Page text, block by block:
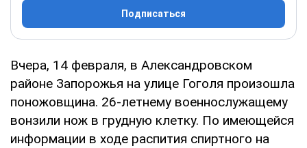
Подписаться
Вчера, 14 февраля, в Александровском
районе Запорожья на улице Гоголя произошла
поножовщина. 26-летнему военнослужащему
вонзили нож в грудную клетку. По имеющейся
информации в ходе распития спиртного на